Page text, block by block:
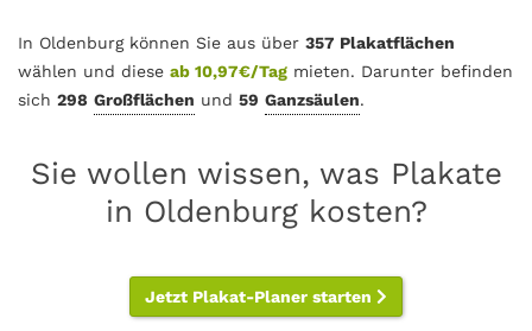
In Oldenburg können Sie aus über 357 Plakatflächen
wählen und diese ab 10,97€/Tag mieten. Darunter befinden
sich 298 Großflächen und 59 Ganzsäulen.
Sie wollen wissen, was Plakate
in Oldenburg kosten?
Jetzt Plakat-Planer starten